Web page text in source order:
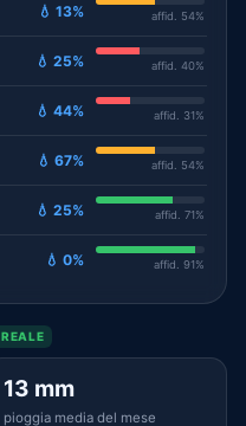
💧 13% affid. 54%
💧 25% affid. 40%
💧 44% affid. 31%
💧 67% affid. 54%
💧 25% affid. 71%
💧 0% affid. 91%
REALE
13 mm
pioggia media del mese